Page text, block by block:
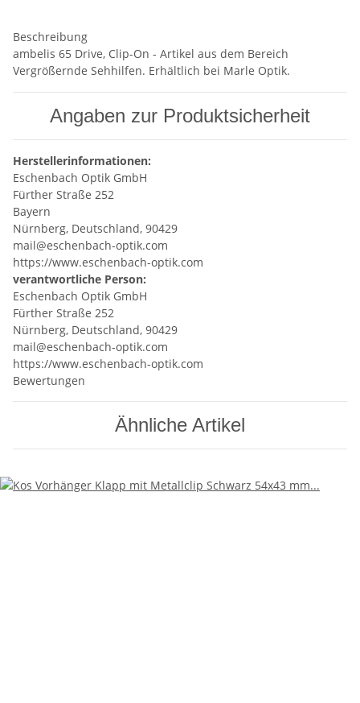
Beschreibung
ambelis 65 Drive, Clip-On - Artikel aus dem Bereich
Vergrößernde Sehhilfen. Erhältlich bei Marle Optik.
Angaben zur Produktsicherheit
Herstellerinformationen:
Eschenbach Optik GmbH
Fürther Straße 252
Bayern
Nürnberg, Deutschland, 90429
mail@eschenbach-optik.com
https://www.eschenbach-optik.com
verantwortliche Person:
Eschenbach Optik GmbH
Fürther Straße 252
Nürnberg, Deutschland, 90429
mail@eschenbach-optik.com
https://www.eschenbach-optik.com
Bewertungen
Ähnliche Artikel